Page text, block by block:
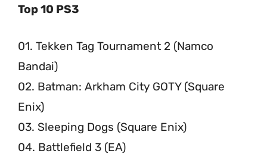
Top 10 PS3
01. Tekken Tag Tournament 2 (Namco
Bandai)
02. Batman: Arkham City GOTY (Square
Enix)
03. Sleeping Dogs (Square Enix)
04. Battlefield 3 (EA)